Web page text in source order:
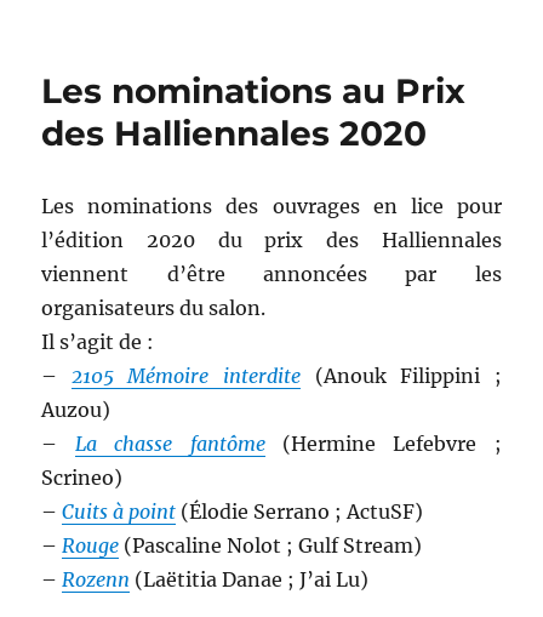
Lego
Les nominations au Prix
des Halliennales 2020
Les nominations des ouvrages en lice pour
l’édition 2020 du prix des Halliennales
viennent d’être annoncées par les
organisateurs du salon.
Il s’agit de :
– 2105 Mémoire interdite (Anouk Filippini ;
Auzou)
– La chasse fantôme(Hermine Lefebvre ;
Scrineo)
–Cuits à point (Élodie Serrano ; ActuSF)
– Rouge (Pascaline Nolot ; Gulf Stream)
– Rozenn (Laëtitia Danae ; J’ai Lu)